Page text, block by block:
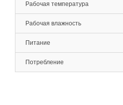
Рабочая температура
Рабочая влажность
Питание
Потребление